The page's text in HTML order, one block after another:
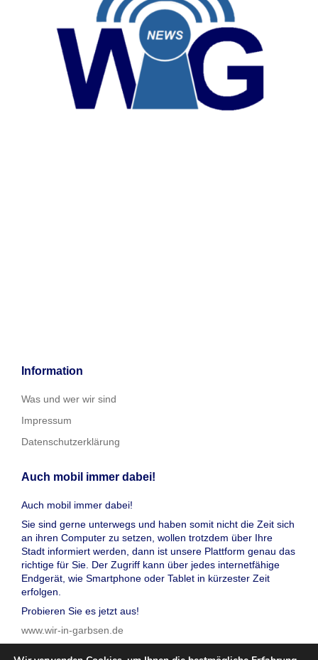
Information
Was und wer wir sind
Impressum
Datenschutzerklärung
Auch mobil immer dabei!
Auch mobil immer dabei!
Sie sind gerne unterwegs und haben somit nicht die Zeit sich
an ihren Computer zu setzen, wollen trotzdem über Ihre
Stadt informiert werden, dann ist unsere Plattform genau das
richtige für Sie. Der Zugriff kann über jedes internetfähige
Endgerät, wie Smartphone oder Tablet in kürzester Zeit
erfolgen.
Probieren Sie es jetzt aus!
www.wir-in-garbsen.de